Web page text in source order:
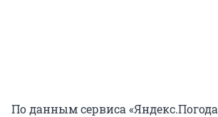
По данным сервиса